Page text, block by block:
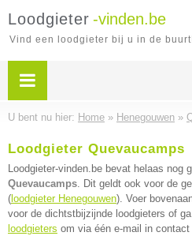
Loodgieter -vinden.be
Vind een loodgieter bij u in de
U bent nu hier: Home » Henegouwen »
Loodgieter Quevaucamps
Loodgieter-vinden.be bevat helaas nog
Quevaucamps. Dit geldt ook voor de
( loodgieter Henegouwen). Voer
voor de dichtstbijzijnde loodgieters of
loodgieters om via één e-mail in